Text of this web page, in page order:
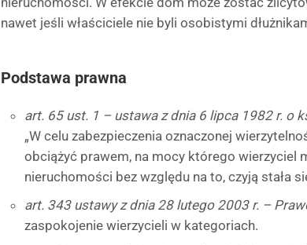
nawet jeśli właściciele nie byli osobistymi
Podstawa prawna
art. 65 ust. 1 – ustawa z dnia 6 lipca 1982 r. o
„W celu zabezpieczenia oznaczonej
obciążyć prawem, na mocy którego wierzyciel
nieruchomości bez względu na to, czyją stała
art. 343 ustawy z dnia 28 lutego 2003 r. –
zaspokojenie wierzycieli w kategoriach.